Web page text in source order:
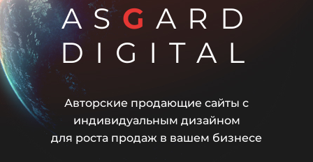
ASG ARD
DIGITAL
Авторские продающие сайты с
индивидуальным дизайном
для роста продаж в вашем бизнесе